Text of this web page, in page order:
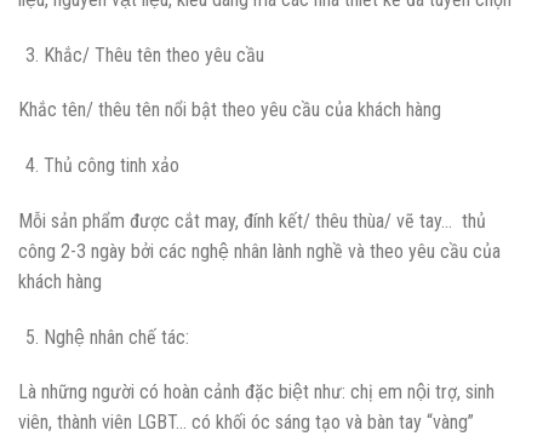
Khắc/ Thêu tên theo yêu cầu
Khắc tên/ thêu tên nổi bật theo yêu cầu của khách hàng
Thủ công tinh xảo
Mỗi sản phẩm được cắt may, đính kết/ thêu thùa/ vẽ tay… thủ
công 2-3 ngày bởi các nghệ nhân lành nghề và theo yêu cầu của
khách hàng
Nghệ nhân chế tác:
Là những người có hoàn cảnh đặc biệt như: chị em nội trợ, sinh
viên, thành viên LGBT… có khối óc sáng tạo và bàn tay “vàng”